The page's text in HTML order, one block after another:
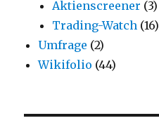
Aktienscreener (3)
Trading-Watch (16)
Umfrage (2)
Wikifolio (44)